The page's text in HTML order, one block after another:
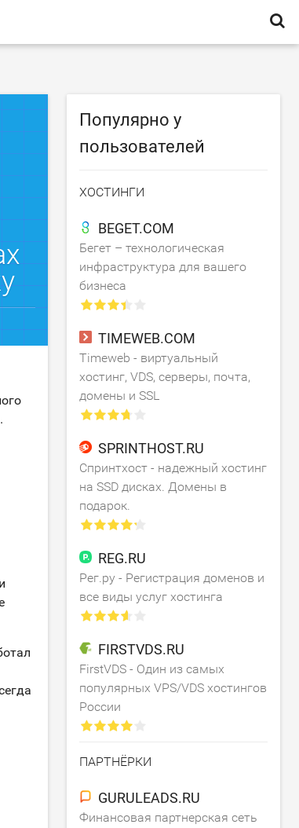
Популярно у
пользователей
ХОСТИНГИ
BEGET.COM
Бегет – технологическая
инфраструктура для вашего
бизнеса
TIMEWEB.COM
Timeweb - виртуальный
хостинг, VDS, серверы, почта,
домены и SSL
SPRINTHOST.RU
Спринтхост - надежный хостинг
на SSD дисках. Домены в
подарок.
REG.RU
Рег.ру - Регистрация доменов и
все виды услуг хостинга
FIRSTVDS.RU
FirstVDS - Один из самых
популярных VPS/VDS хостингов
России
ПАРТНЁРКИ
GURULEADS.RU
Финансовая партнерская сеть